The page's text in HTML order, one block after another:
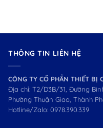
THÔNG TIN LIÊN HỆ
CÔNG TY CỔ PHẦN THIẾT BỊ
Địa chỉ: T2/D3B/31, Đường
Phường Thuận Giao, Thành
Hotline/Zalo: 0978.390.339